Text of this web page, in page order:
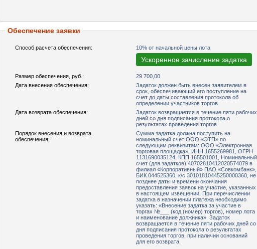
Обеспечение заявки
Способ расчета обеспечения: 10% от начальной цены лота
Ускоренное зачисление задатка
Размер обеспечения, руб.: 29 700,00
Дата внесения обеспечения:
Задаток должен быть внесен заявителем в
срок, обеспечивающий его поступление на
счет до даты составления протокола об
определении участников торгов.
Дата возврата обеспечения:
Задаток возвращается в течение пяти рабочих
дней со дня подписания протокола о
результатах проведения торгов.
Порядок внесения и возврата
обеспечения:
Сумма задатка должна поступить на
номинальный счет ООО «ЭТП» по
следующим реквизитам: ООО «Электронная
торговая площадка», ИНН 1655269981, ОГРН
1131690035124, КПП 165501001, Номинальный
счет (для задатков) 40702810412020574079 в
филиал «Корпоративный» ПАО «Совкомбанк»,
БИК 044525360, к/с 30101810445250000360, не
позднее даты и времени окончания
предоставления заявок на участие, указанных
в настоящем извещении. При перечислении
задатка в назначении платежа необходимо
указать: «Внесение задатка за участие в
торгах №___ (код (номер) торгов), номер лота
и наименование должника» Задаток
возвращается в течение пяти рабочих дней со
дня подписания протокола о результатах
проведения торгов, при наличии оснований
для его возврата.